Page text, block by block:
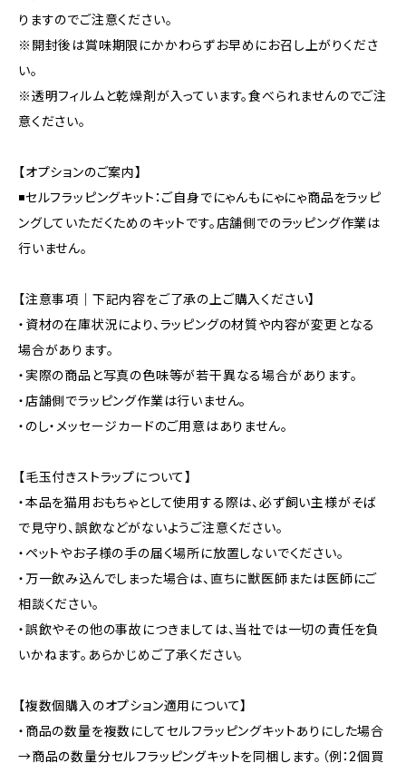
りますのでご注意ください。
※開封後は賞味期限にかかわらずお早めにお召し上がりくださ
い。
※透明フィルムと乾燥剤が入っています。食べられませんのでご注
意ください。
【オプションのご案内】
◾️セルフラッピングキット：ご自身でにゃんもにゃにゃ商品をラッピ
ングしていただくためのキットです。店舗側でのラッピング作業は
行いません。
【注意事項｜下記内容をご了承の上ご購入ください】
・資材の在庫状況により、ラッピングの材質や内容が変更となる
場合があります。
・実際の商品と写真の色味等が若干異なる場合があります。
・店舗側でラッピング作業は行いません。
・のし・メッセージカードのご用意はありません。
【毛玉付きストラップについて】
・本品を猫用おもちゃとして使用する際は、必ず飼い主様がそば
で見守り、誤飲などがないようご注意ください。
・ペットやお子様の手の届く場所に放置しないでください。
・万一飲み込んでしまった場合は、直ちに獣医師または医師にご
相談ください。
・誤飲やその他の事故につきましては、当社では一切の責任を負
いかねます。あらかじめご了承ください。
【複数個購入のオプション適用について】
・商品の数量を複数にしてセルフラッピングキットありにした場合
→商品の数量分セルフラッピングキットを同梱します。（例：2個買